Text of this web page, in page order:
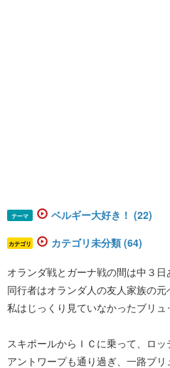
テーマ ベルギー大好き！ (22)
カテゴリ カテゴリ未分類 (64)
オランダ戦とガーナ戦の間は中３日
同行者はオランダ人の友人家族の元
私はじっくり見ていなかったブリュ
スキポールからＩＣに乗って、ロッ
アントワープも通り過ぎ、一路ブリ